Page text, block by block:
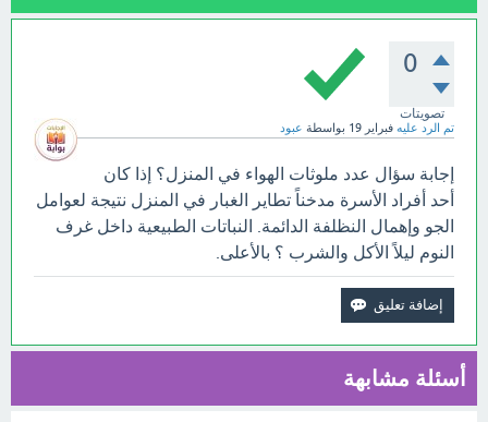
0
تصويتات
تم الرد عليه فبراير 19 بواسطة عبود
إجابة سؤال عدد ملوثات الهواء في المنزل؟ إذا كان
أحد أفراد الأسرة مدخناً تطاير الغبار في المنزل نتيجة لعوامل
الجو وإهمال النظلفة الدائمة. النباتات الطبيعية داخل غرف
النوم ليلاً الأكل والشرب ؟ بالأعلى.
أسئلة مشابهة